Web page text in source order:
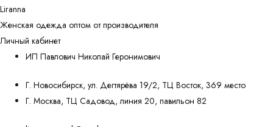
Liranna
Женская одежда оптом от производителя
Личный кабинет
ИП Павлович Николай Геронимович
Г. Новосибирск, ул. Дегтярёва 19/2, ТЦ Восток, 369 место
Г. Москва, ТЦ Садовод, линия 20, павильон 82